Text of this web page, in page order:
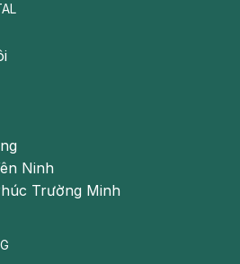
luôn có người thân bên cạnh
được theo dõi và hỗ trợ bởi
quả có thể xảy ra trong khi họ
.
có tính chất tham khảo, không
Ninh
Trường Minh